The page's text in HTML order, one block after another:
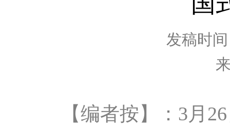
发稿时
【编者按】：3月26